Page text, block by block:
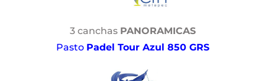
3 canchas PANORAMICAS
Pasto Padel Tour Azul 850 GRS